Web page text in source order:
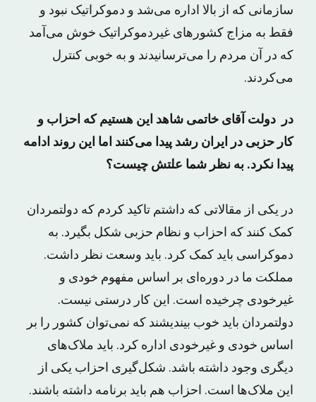
سازمانی که از بالا اداره می‌شد و دموکراتیک نبود و
فقط به مزاج کشورهای غیردموکراتیک خوش می‌‎آمد
که در آن مردم را می‌ترسانیدند و به خوبی کنترل
می‌کردند.
در دولت آقای خاتمی شاهد این هستیم که احزاب و
کار حزبی در ایران رشد پیدا می‌کنند اما این روند ادامه
پیدا نکرد. به نظر شما علتش چیست؟
در یکی از مقالاتی که داشتم تاکید کردم که دولتمردان
کمک کنند که احزاب و نظام حزبی شکل بگیرد. به
دموکراسی باید کمک کرد. باید وسعت نظر داشت.
مملکت ما در دوره‌ای بر اساس مفهوم خودی و
غیرخودی چرخیده است. این کار درستی نیست.
دولتمردان باید خوب بیندیشند که نمی‌توان کشور را بر
اساس خودی و غیرخودی اداره کرد. باید ملاک‌های
دیگری وجود داشته باشد. شکل‌گیری احزاب یکی از
این ملاک‌ها است. احزاب هم باید برنامه داشته باشند.